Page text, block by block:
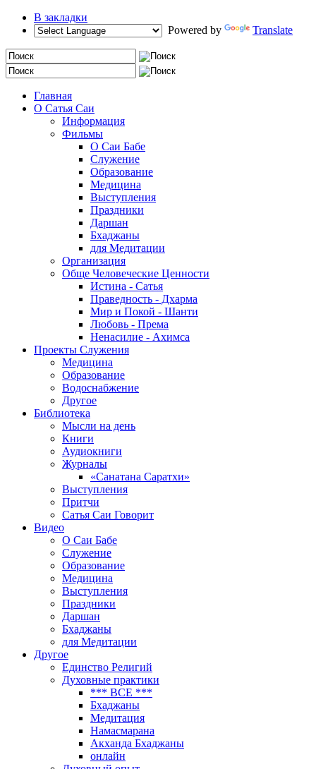
В закладки
Powered by
Translate
Главная
О Сатья Саи
Информация
Фильмы
О Саи Бабе
Служение
Образование
Медицина
Выступления
Праздники
Даршан
Бхаджаны
для Медитации
Организация
Обще Человеческие Ценности
Истина - Сатья
Праведность - Дхарма
Мир и Покой - Шанти
Любовь - Према
Ненасилие - Ахимса
Проекты Служения
Медицина
Образование
Водоснабжение
Другое
Библиотека
Мысли на день
Книги
Аудиокниги
Журналы
«Санатана Саратхи»
Выступления
Притчи
Сатья Саи Говорит
Видео
О Саи Бабе
Служение
Образование
Медицина
Выступления
Праздники
Даршан
Бхаджаны
для Медитации
Другое
Единство Религий
Духовные практики
*** ВСЕ ***
Бхаджаны
Медитация
Намасмарана
Акханда Бхаджаны
онлайн